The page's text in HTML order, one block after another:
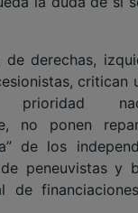
critican
no ponen
de los
de peneuvistas y
de